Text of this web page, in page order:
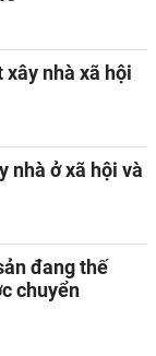
xây nhà xã hội
nhà ở xã hội và
đang thế
chuyển